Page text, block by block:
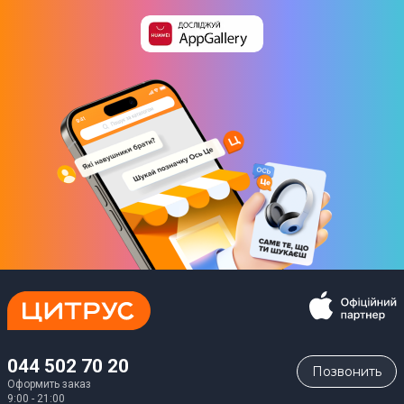
044 502 70 20
Оформить заказ
9:00 - 21:00
Позвонить